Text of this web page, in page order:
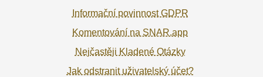
Informační povinnost GDPR
Komentování na SNAR.app
Nejčastěji Kladené Otázky
Jak odstranit uživatelský účet?